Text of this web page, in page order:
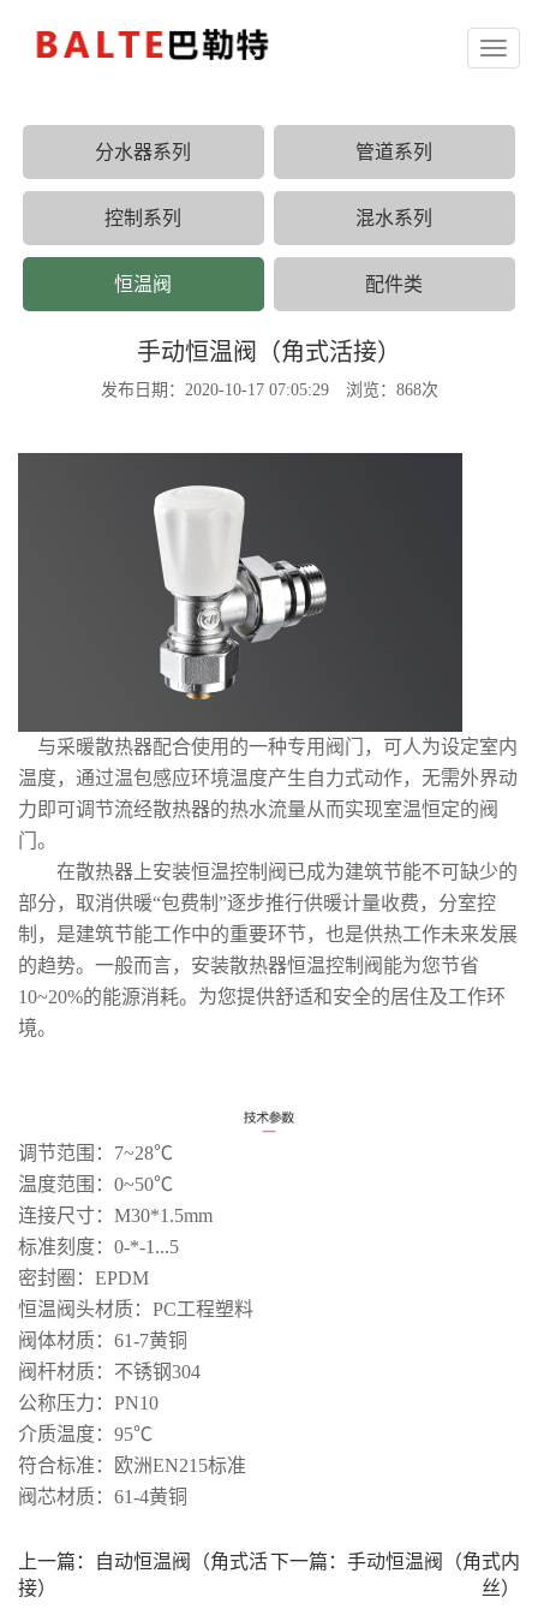
Toggle
分水器系列 管道系列
控制系列 混水系列
恒温阀 配件类
手动恒温阀（角式活接）
发布日期：2020-10-17 07:05:29 浏览：868次
与采暖散热器配合使用的一种专用阀门，可人为设定室内
温度，通过温包感应环境温度产生自力式动作，无需外界动
力即可调节流经散热器的热水流量从而实现室温恒定的阀
门。
在散热器上安装恒温控制阀已成为建筑节能不可缺少的
部分，取消供暖“包费制”逐步推行供暖计量收费，分室控
制，是建筑节能工作中的重要环节，也是供热工作未来发展
的趋势。一般而言，安装散热器恒温控制阀能为您节省
10~20%的能源消耗。为您提供舒适和安全的居住及工作环
境。
调节范围：7~28℃
温度范围：0~50℃
连接尺寸：M30*1.5mm
标准刻度：0-*-1...5
密封圈：EPDM
恒温阀头材质：PC工程塑料
阀体材质：61-7黄铜
阀杆材质：不锈钢304
公称压力：PN10
介质温度：95℃
符合标准：欧洲EN215标准
阀芯材质：61-4黄铜
上一篇：
自动恒温阀（角式活
接）
下一篇： 手动恒温阀（角式内
丝）